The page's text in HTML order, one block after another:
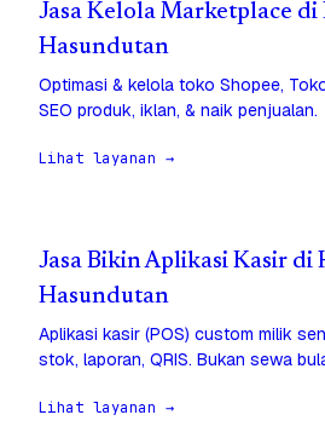
Jasa Kelola Marketplace di
Hasundutan
Optimasi & kelola toko Shopee,
SEO produk, iklan, & naik penjualan.
Lihat layanan →
Jasa Bikin Aplikasi Kasir di
Hasundutan
Aplikasi kasir (POS) custom milik
stok, laporan, QRIS. Bukan sewa
Lihat layanan →